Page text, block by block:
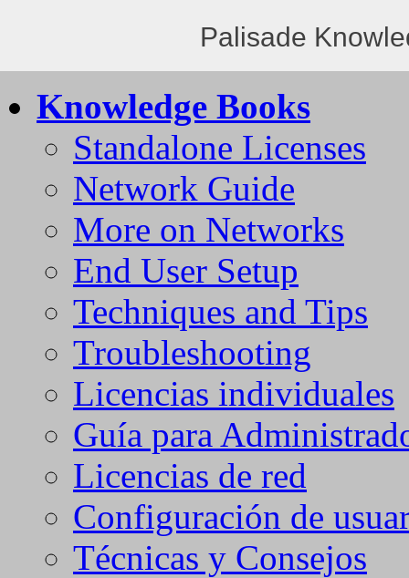
Palisade
Knowledge Books
Standalone Licenses
Network Guide
More on Networks
End User Setup
Techniques and Tips
Troubleshooting
Licencias individuales
Guía para
Licencias de red
Configuración de
Técnicas y Consejos